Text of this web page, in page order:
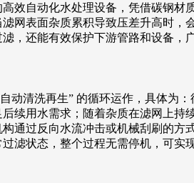
效自动化水处理设备，凭借碳钢
网表面杂质累积导致压差升高时
，还能有效保护下游管路和设备，
动清洗再生” 的循环运作，具体为
续用水需求；随着杂质在滤网上
通过反向水流冲击或机械刮刷的
滤状态，整个过程无需停机，可